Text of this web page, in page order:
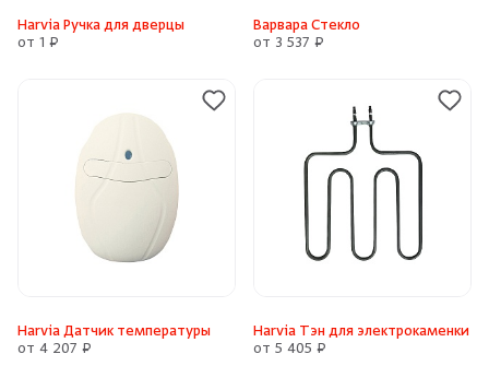
Harvia Ручка для дверцы
от 1 ₽
Варвара Стекло
от 3 537 ₽
Harvia Датчик температуры
от 4 207 ₽
Harvia Тэн для электрокаменки
от 5 405 ₽